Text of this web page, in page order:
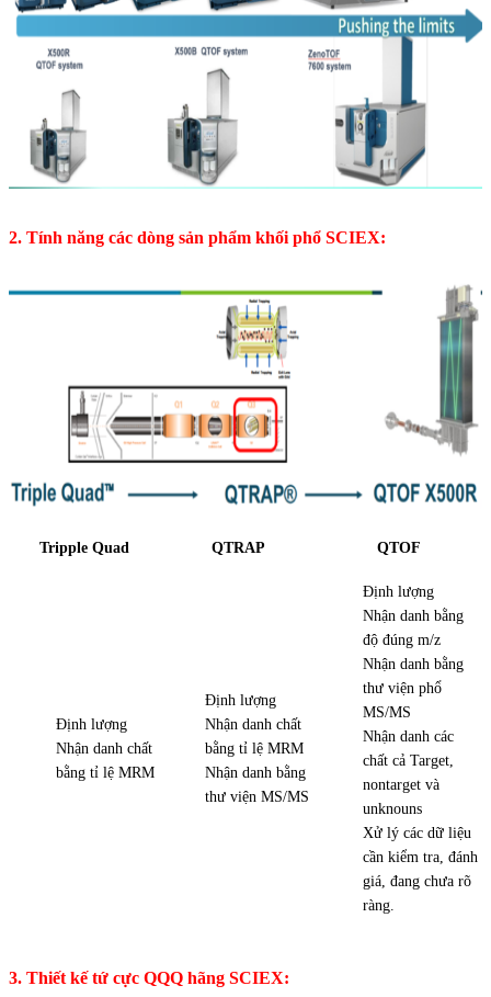
2. Tính năng các dòng sản phẩm khối phổ SCIEX:
Tripple Quad QTRAP QTOF
Định lượng
Nhận danh chất
bằng tỉ lệ MRM
Định lượng
Nhận danh chất
bằng tỉ lệ MRM
Nhận danh bằng
thư viện MS/MS
Định lượng
Nhận danh bằng
độ đúng m/z
Nhận danh bằng
thư viện phổ
MS/MS
Nhận danh các
chất cả Target,
nontarget và
unknouns
Xử lý các dữ liệu
cần kiểm tra, đánh
giá, đang chưa rõ
ràng.
3. Thiết kế tứ cực QQQ hãng SCIEX: